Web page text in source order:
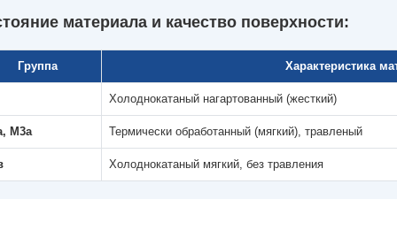
материала и качество поверхности:
Группа Характеристика
Холоднокатаный нагартованный (жесткий)
М3а Термически обработанный (мягкий), травленый
Холоднокатаный мягкий, без травления